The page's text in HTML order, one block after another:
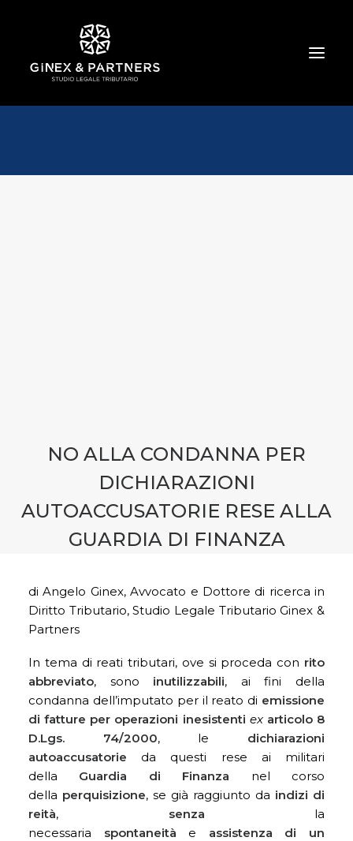
CHI SIAMO
NO ALLA CONDANNA PER
DICHIARAZIONI
AUTOACCUSATORIE RESE ALLA
GUARDIA DI FINANZA
di Angelo Ginex, Avvocato e Dottore di ricerca in
Diritto Tributario, Studio Legale Tributario Ginex &
Partners
In tema di reati tributari, ove si proceda con rito
abbreviato, sono inutilizzabili, ai fini della
condanna dell’imputato per il reato di emissione
di fatture per operazioni inesistenti ex articolo 8
D.Lgs. 74/2000, le dichiarazioni
autoaccusatorie da questi rese ai militari
della Guardia di Finanza nel corso
della perquisizione, se già raggiunto da indizi di
reità, senza la
necessaria spontaneità e assistenza di un